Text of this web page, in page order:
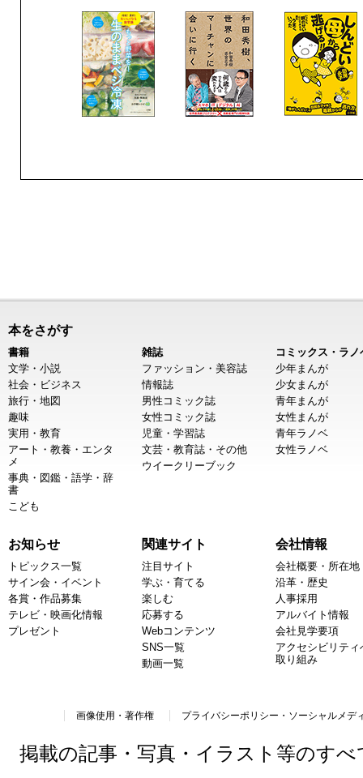
本をさがす
書籍
文学・小説
社会・ビジネス
旅行・地図
趣味
実用・教育
アート・教養・エンタ
メ
事典・図鑑・語学・辞
書
こども
雑誌
ファッション・美容誌
情報誌
男性コミック誌
女性コミック誌
児童・学習誌
文芸・教育誌・その他
ウイークリーブック
コミックス・ラノ
少年まんが
少女まんが
青年まんが
女性まんが
青年ラノベ
女性ラノベ
お知らせ
トピックス一覧
サイン会・イベント
各賞・作品募集
テレビ・映画化情報
プレゼント
関連サイト
注目サイト
学ぶ・育てる
楽しむ
応募する
Webコンテンツ
SNS一覧
動画一覧
会社情報
会社概要・所在地
沿革・歴史
人事採用
アルバイト情報
会社見学要項
アクセシビリティ
取り組み
画像使用・著作権 プライバシーポリシー・ソーシャルメデ
掲載の記事・写真・イラスト等のす